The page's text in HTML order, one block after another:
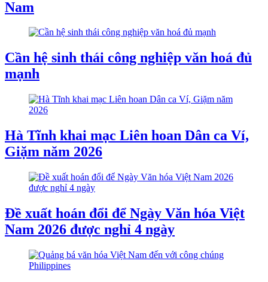
Nam
Cần hệ sinh thái công nghiệp văn hoá đủ
mạnh
Hà Tĩnh khai mạc Liên hoan Dân ca Ví,
Giặm năm 2026
Đề xuất hoán đổi để Ngày Văn hóa Việt
Nam 2026 được nghỉ 4 ngày